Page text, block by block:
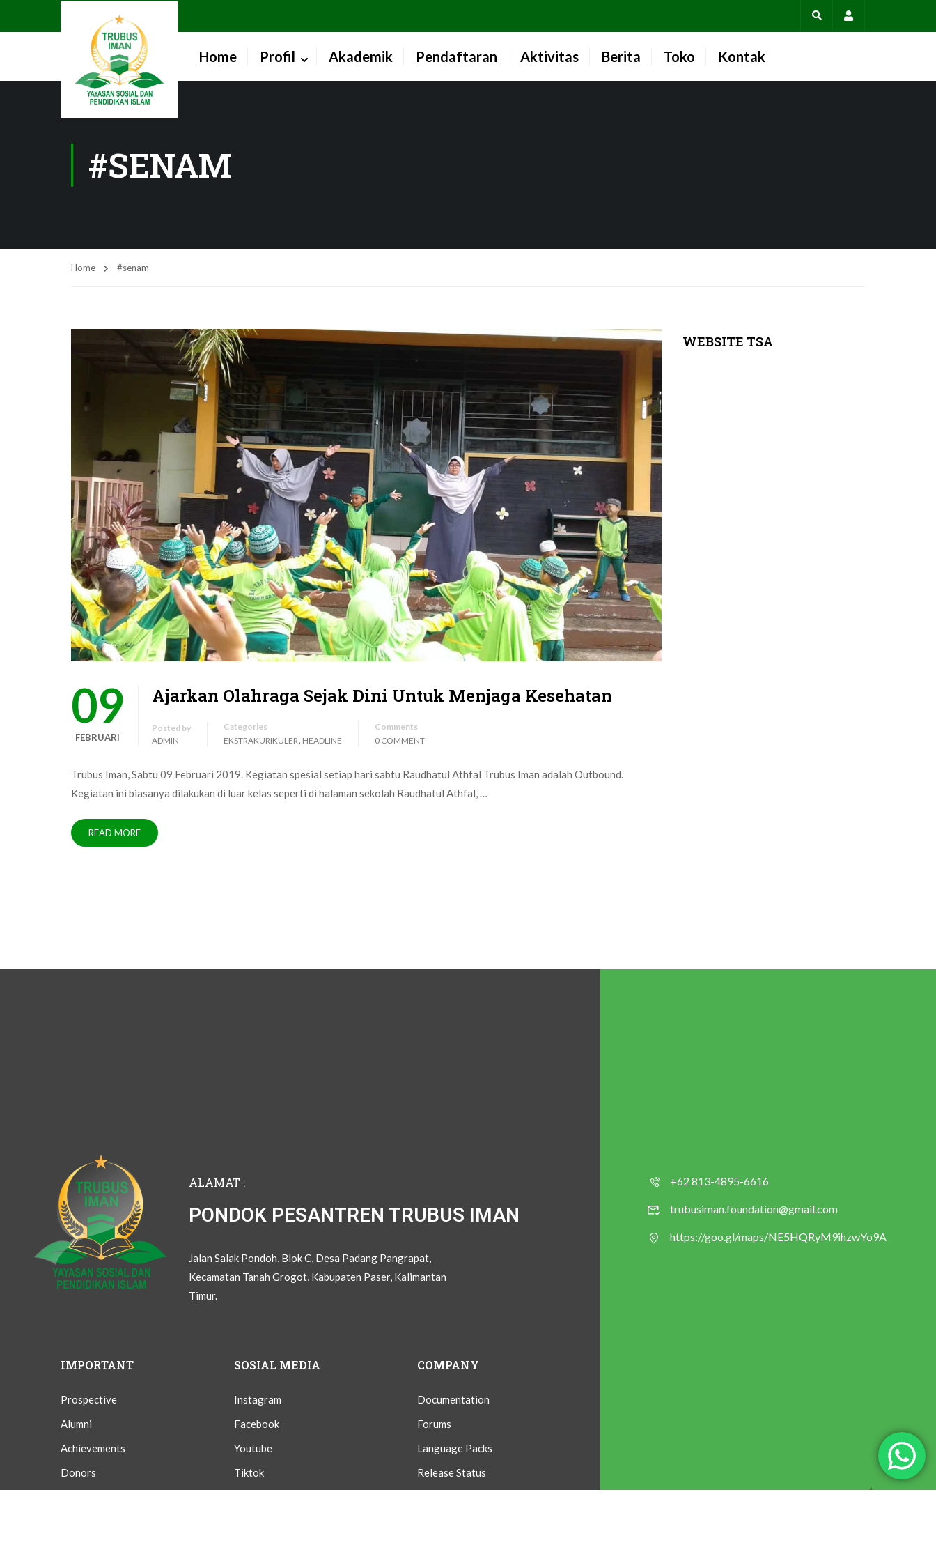
Home Profil Akademik Pendaftaran Aktivitas Berita Toko Kontak
#SENAM
Home #senam
09
FEBRUARI
Ajarkan Olahraga Sejak Dini Untuk Menjaga Kesehatan
Posted by
ADMIN
Categories
EKSTRAKURIKULER, HEADLINE
Comments
0 COMMENT
Trubus Iman, Sabtu 09 Februari 2019. Kegiatan spesial setiap hari sabtu Raudhatul Athfal Trubus Iman adalah Outbound.
Kegiatan ini biasanya dilakukan di luar kelas seperti di halaman sekolah Raudhatul Athfal, …
READ MORE
WEBSITE TSA
ALAMAT :
PONDOK PESANTREN TRUBUS IMAN
Jalan Salak Pondoh, Blok C, Desa Padang Pangrapat,
Kecamatan Tanah Grogot, Kabupaten Paser, Kalimantan
Timur.
+62 813-4895-6616
trubusiman.foundation@gmail.com
https://goo.gl/maps/NE5HQRyM9ihzwYo9A
IMPORTANT
Prospective
Alumni
Achievements
Donors
SOSIAL MEDIA
Instagram
Facebook
Youtube
Tiktok
COMPANY
Documentation
Forums
Language Packs
Release Status